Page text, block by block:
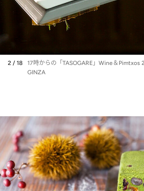
2 / 18
17時からの「TASOGARE」Wine＆Pimtxos
GINZA